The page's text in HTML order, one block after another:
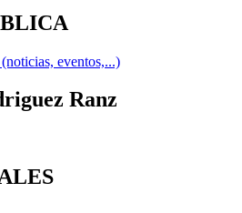
eventos,...)
Ranz